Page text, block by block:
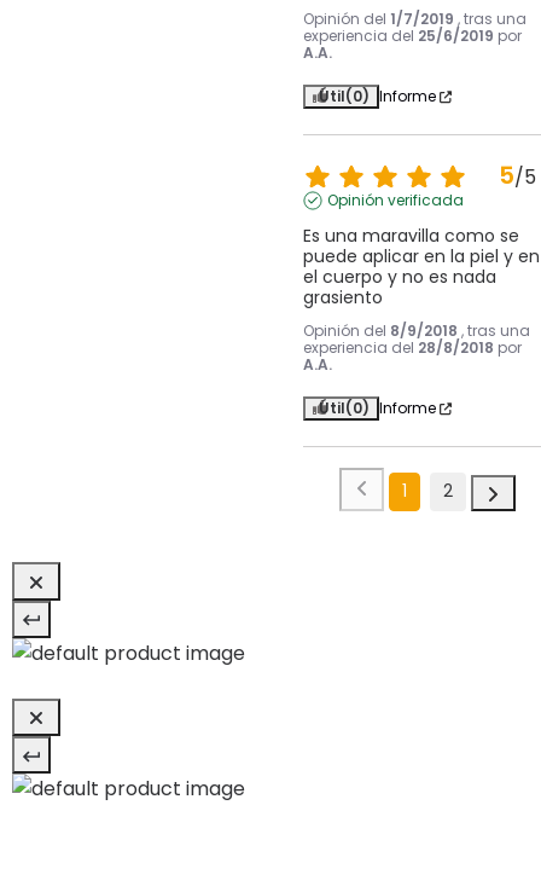
Opinión del 1/7/2019 , tras una
experiencia del 25/6/2019 por
A.A.
Útil(0) Informe
5/5
Opinión verificada
Es una maravilla como se
puede aplicar en la piel y en
el cuerpo y no es nada
grasiento
Opinión del 8/9/2018 , tras una
experiencia del 28/8/2018 por
A.A.
Útil(0) Informe
1 2